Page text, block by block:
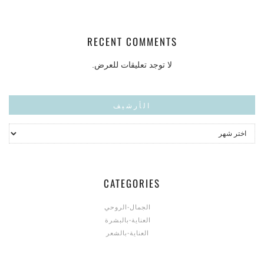
RECENT COMMENTS
لا توجد تعليقات للعرض.
الأرشيف
CATEGORIES
الجمال-الروحي
العناية-بالبشرة
العناية-بالشعر